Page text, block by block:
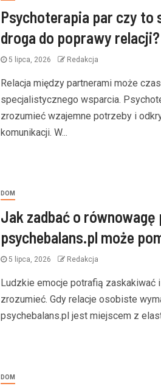
Psychoterapia par czy to
droga do poprawy relacji?
5 lipca, 2026 Redakcja
Relacja między partnerami może
specjalistycznego wsparcia.
zrozumieć wzajemne potrzeby i
komunikacji. W...
DOM
Jak zadbać o równowagę
psychebalans.pl może
5 lipca, 2026 Redakcja
Ludzkie emocje potrafią zaskakiwać
zrozumieć. Gdy relacje osobiste
psychebalans.pl jest miejscem z
DOM